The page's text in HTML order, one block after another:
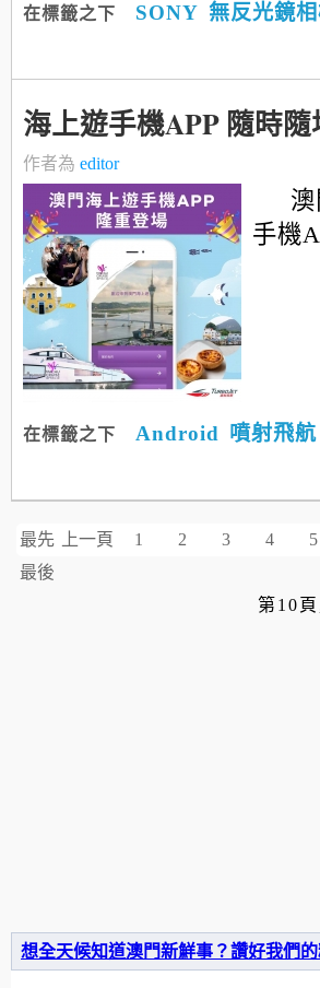
在標籤之下 SONY 無反光鏡
海上遊手機APP 隨時
作者為 editor
手機
在標籤之下 Android 噴射飛航
最先 上一頁 1 2 3 4 5
最後
第10
想全天候知道澳門新鮮事？讚好我們的